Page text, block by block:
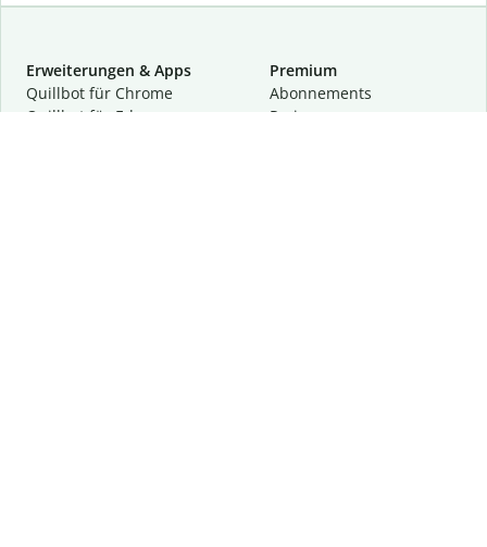
Erweiterungen & Apps
Quillbot für Chrome
Quillbot für Edge
Premium
Abon­ne­ments
Preise